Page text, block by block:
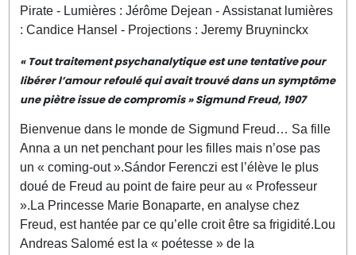
Pirate - Lumières : Jérôme Dejean - Assistanat lumières
: Candice Hansel - Projections : Jeremy Bruyninckx
« Tout traitement psychanalytique est une tentative pour
libérer l’amour refoulé qui avait trouvé dans un symptôme
une piètre issue de compromis » Sigmund Freud, 1907
Bienvenue dans le monde de Sigmund Freud… Sa fille
Anna a un net penchant pour les filles mais n’ose pas
un « coming-out ».Sándor Ferenczi est l’élève le plus
doué de Freud au point de faire peur au « Professeur
». La Princesse Marie Bonaparte, en analyse chez
Freud, est hantée par ce qu’elle croit être sa frigidité. Lou
Andreas Salomé est la « poétesse » de la